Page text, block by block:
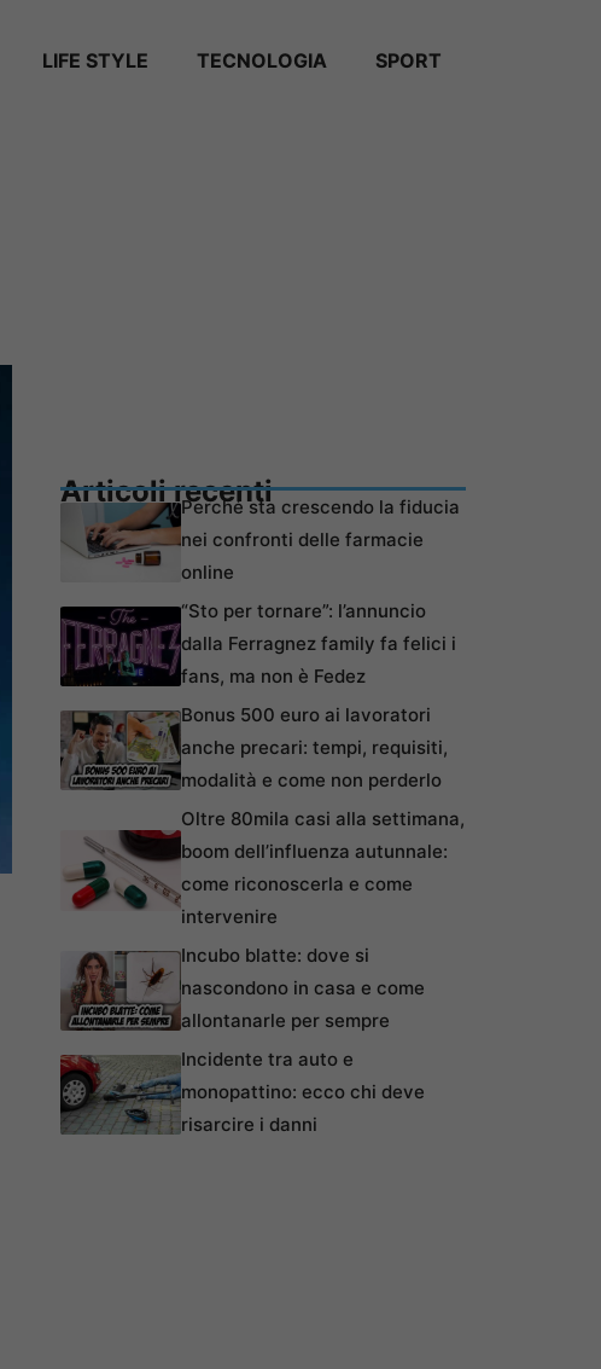
LIFE STYLE TECNOLOGIA SPORT
Articoli recentiPerché sta crescendo la fiducia
nei confronti delle farmacie
online
“Sto per tornare”: l’annuncio
dalla Ferragnez family fa felici i
fans, ma non è Fedez
Bonus 500 euro ai lavoratori
anche precari: tempi, requisiti,
modalità e come non perderlo
Oltre 80mila casi alla settimana,
boom dell’influenza autunnale:
come riconoscerla e come
intervenire
Incubo blatte: dove si
nascondono in casa e come
allontanarle per sempre
Incidente tra auto e
monopattino: ecco chi deve
risarcire i danni